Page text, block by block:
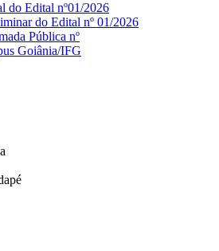
do Edital nº01/2026
do Edital nº 01/2026
Pública nº
Goiânia/IFG